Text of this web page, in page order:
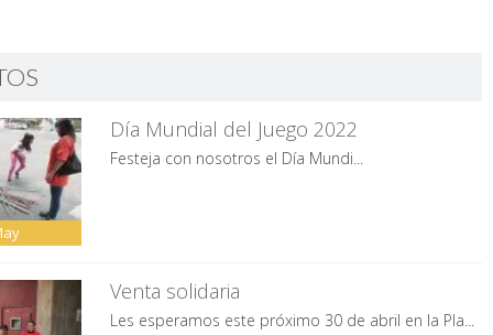
Día Mundial del Juego 2022
Festeja con nosotros el Día Mundi...
Venta solidaria
Les esperamos este próximo 30 de abril en la Pla...